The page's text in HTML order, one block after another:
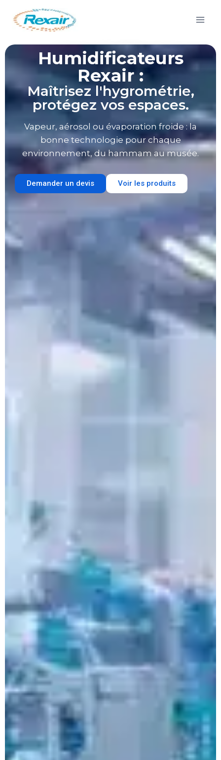
Humidificateurs
Rexair :
Maîtrisez l'hygrométrie,
protégez vos espaces.
Vapeur, aérosol ou évaporation froide : la
bonne technologie pour chaque
environnement, du hammam au musée.
Demander un devis Voir les produits